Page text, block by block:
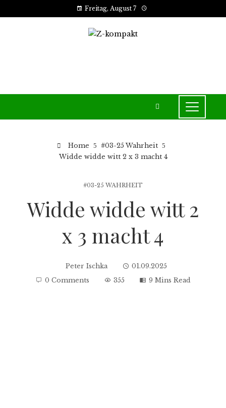
Freitag, August 7
Home
#03-25 Wahrheit
Widde widde witt 2 x 3 macht 4
#03-25 WAHRHEIT
Widde widde witt 2
x 3 macht 4
Peter Ischka
01.09.2025
0 Comments
355 9 Mins Read